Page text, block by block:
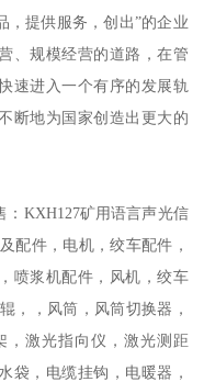
，提供服务，创出”的企业
、规模经营的道路，在管
速进入一个有序的发展轨
断地为国家创造出更大的
KXH127矿用语言声光信
配件，电机，绞车配件，
喷浆机配件，风机，绞车
，，风筒，风筒切换器，
，激光指向仪，激光测距
袋，电缆挂钩，电暖器，